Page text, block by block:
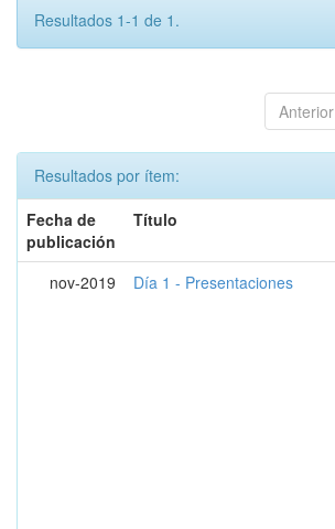
Resultados 1-1 de 1.
Anterior
Resultados por ítem:
Fecha de
publicación
Título
nov-2019 Día 1 - Presentaciones